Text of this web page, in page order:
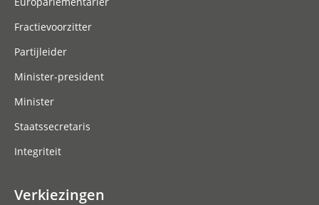
Fractievoorzitter
Partijleider
Minister-president
Minister
Staatssecretaris
Integriteit
Verkiezingen